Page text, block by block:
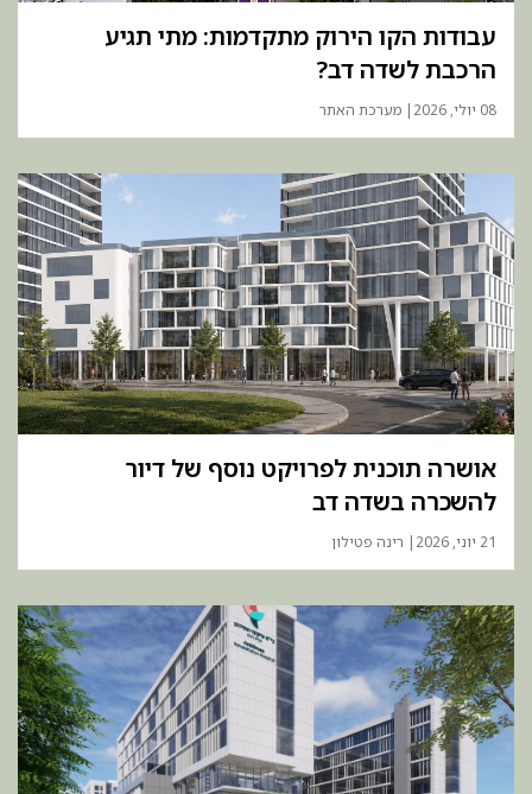
עבודות הקו הירוק מתקדמות: מתי תגיע
הרכבת לשדה דב?
08 יולי, 2026 | מערכת האתר
אושרה תוכנית לפרויקט נוסף של דיור
להשכרה בשדה דב
21 יוני, 2026 | רינה פטילון